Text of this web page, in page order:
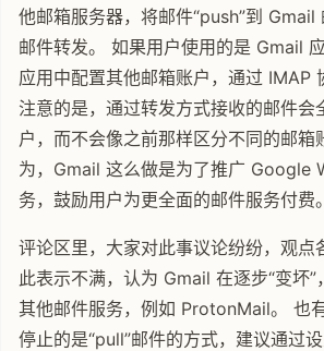
他邮箱服务器，将邮件“push”到 Gmail
邮件转发。 如果用户使用的是 Gmail
应用中配置其他邮箱账户，通过 IMAP
注意的是，通过转发方式接收的邮件会
户，而不会像之前那样区分不同的邮箱
为，Gmail 这么做是为了推广 Google
务，鼓励用户为更全面的邮件服务付费。
评论区里，大家对此事议论纷纷，观点
此表示不满，认为 Gmail 在逐步“变坏
其他邮件服务，例如 ProtonMail。 也
停止的是“pull”邮件的方式，建议通过